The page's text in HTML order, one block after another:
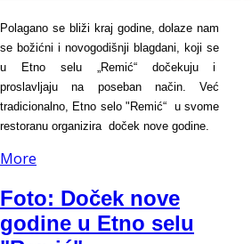
Polagano se bliži kraj godine, dolaze nam
se božićni i novogodišnji blagdani, koji se
u Etno selu „Remić“ dočekuju i
proslavljaju na poseban način. Već
tradicionalno, Etno selo "Remić“ u svome
restoranu organizira doček nove godine.
More
Foto: Doček nove
godine u Etno selu